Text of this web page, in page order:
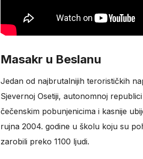
Masakr u Beslanu
Jedan od najbrutalnijih terorističkih
Sjevernoj Osetiji, autonomnoj
čečenskim pobunjenicima i kasnije
rujna 2004. godine u školu koju su
zarobili preko 1100 ljudi.